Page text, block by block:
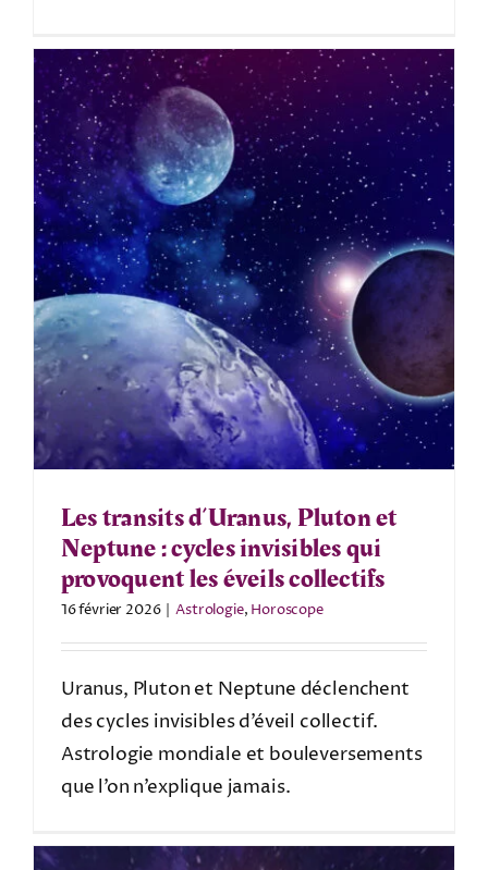
Les transits d’Uranus, Pluton et
Neptune : cycles invisibles qui
provoquent les éveils collectifs
16 février 2026 | Astrologie, Horoscope
Uranus, Pluton et Neptune déclenchent
des cycles invisibles d’éveil collectif.
Astrologie mondiale et bouleversements
que l’on n’explique jamais.